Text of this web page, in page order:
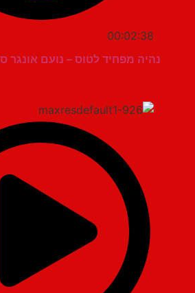
00:02:38
נהיה מפחיד לטוס – נועם אונגר סטנדאפ